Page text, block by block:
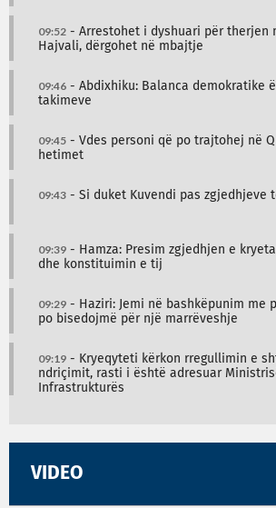
09:52 - Arrestohet i dyshuari për therjen
Hajvali, dërgohet në mbajtje
09:46 - Abdixhiku: Balanca demokratike
takimeve
09:45 - Vdes personi që po trajtohej në
hetimet
09:43 - Si duket Kuvendi pas zgjedhjeve
09:39 - Hamza: Presim zgjedhjen e
dhe konstituimin e tij
09:29 - Haziri: Jemi në bashkëpunim me
po bisedojmë për një marrëveshje
09:19 - Kryeqyteti kërkon rregullimin e
ndriçimit, rasti i është adresuar
Infrastrukturës
VIDEO